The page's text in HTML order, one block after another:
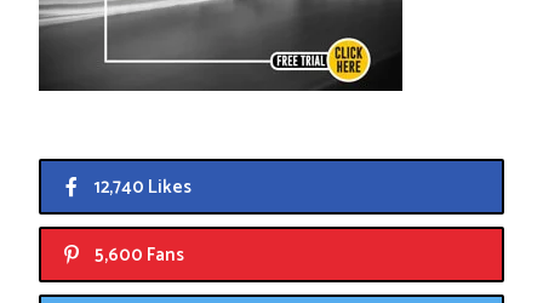
12,740 Likes
5,600 Fans